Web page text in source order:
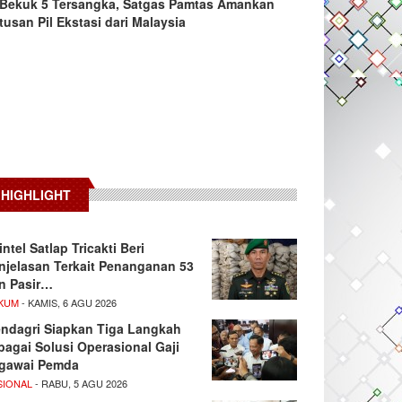
Pil Ekstasi dari Malaysia
HIGHLIGHT
Satlap Tricakti Beri
Terkait Penanganan 53
Pasir…
- KAMIS, 6 AGU 2026
Siapkan Tiga Langkah
Solusi Operasional Gaji
Pemda
- RABU, 5 AGU 2026